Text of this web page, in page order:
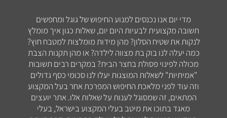
מדי יום אנו נכנסים למנוע החיפוש של גוגל ומחפשים
תשובה מקצועית לבעיות היום יום, שאלות כגון איך מומלץ
לנקות את שטיח הסלון? מהן מידות מומלצות למטבח חוץ?
כמה יעלה לנו בוק בת מצווה לילדה? או מהן תקנות הצבת
מכולה לפינוי פסולת בחצר הבית? במקרים רבים תשובות
"אמיתיות" לשאלות המוצגות יעלו לנו סכומי כסף גדולים
וזה עוד לפני מלאכת החיפוש המפרכת אחר בעל המקצוע
המתאים, זה שמסוגל לענות על שאלות אלו. אתר יועצים
מאגד בתוכו את מיטב בעלי המקצוע בישראל, בעלי